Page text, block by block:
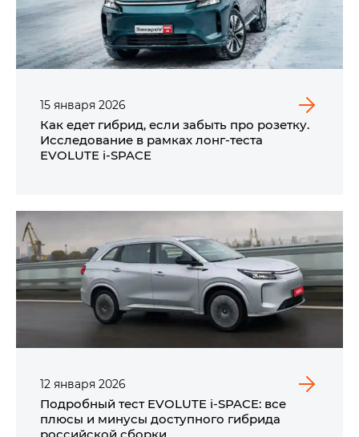
15 января 2026
Как едет гибрид, если забыть про розетку.
Исследование в рамках лонг-теста
EVOLUTE i‑SPACE
12 января 2026
Подробный тест EVOLUTE i‑SPACE: все
плюсы и минусы доступного гибрида